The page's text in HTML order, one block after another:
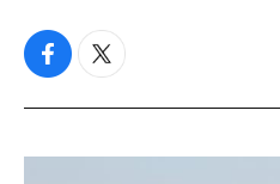
f
c
b
t
i
t